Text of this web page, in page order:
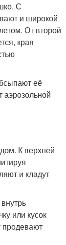
С
и широкой
От второй
края
её
аэрозольной
К верхней
и кладут
или кусок